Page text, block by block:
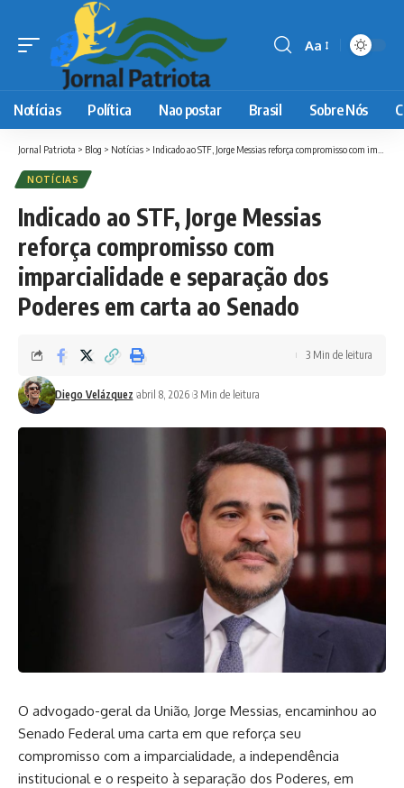
Font
Aa
Notícias Política Nao postar Brasil Sobre Nós
Jornal Patriota > Blog > Notícias > Indicado ao STF, Jorge Messias reforça compromisso com imparcialidade e separação dos Poderes em carta ao Senado
NOTÍCIAS
Indicado ao STF, Jorge Messias
reforça compromisso com
imparcialidade e separação dos
Poderes em carta ao Senado
Diego Velázquez abril 8, 2026 3 Min de leitura
3 Min de leitura
O advogado-geral da União, Jorge Messias, encaminhou ao
Senado Federal uma carta em que reforça seu
compromisso com a imparcialidade, a independência
institucional e o respeito à separação dos Poderes, em